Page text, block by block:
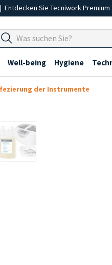
| Entdecken Sie Tecniwork Premium
Well-being Hygiene
der Instrumente